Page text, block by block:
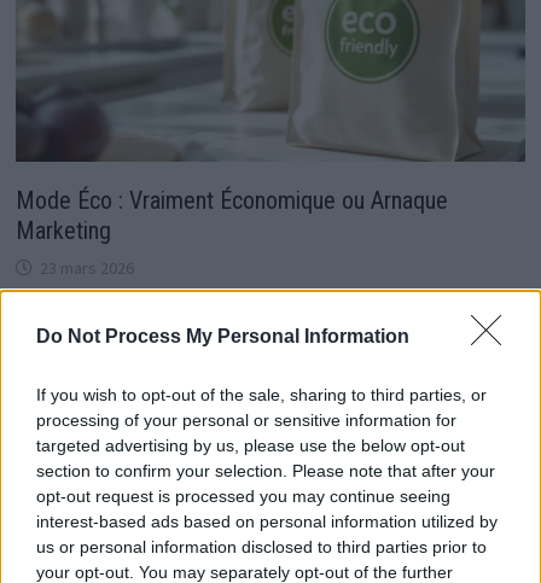
Do Not Process My Personal Information
If you wish to opt-out of the sale, sharing to third parties, or
processing of your personal or sensitive information for
targeted advertising by us, please use the below opt-out
section to confirm your selection. Please note that after your
opt-out request is processed you may continue seeing
interest-based ads based on personal information utilized by
us or personal information disclosed to third parties prior to
your opt-out. You may separately opt-out of the further
Mode Éco : Vraiment Économique ou Arnaque
Marketing
23 mars 2026
très simple en Patagonie»
Бонус при регистрации на binancedit :
13 juillet 2025 à 22h27